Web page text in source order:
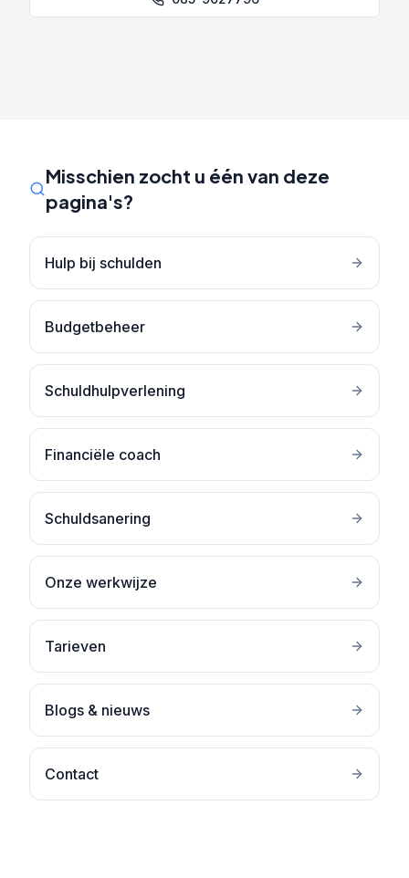
Misschien zocht u één van deze
pagina's?
Hulp bij schulden
Budgetbeheer
Schuldhulpverlening
Financiële coach
Schuldsanering
Onze werkwijze
Tarieven
Blogs & nieuws
Contact